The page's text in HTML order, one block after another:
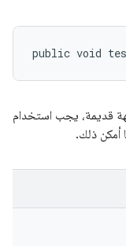
public void
قديمة، يجب استخدام
أمكن ذلك.